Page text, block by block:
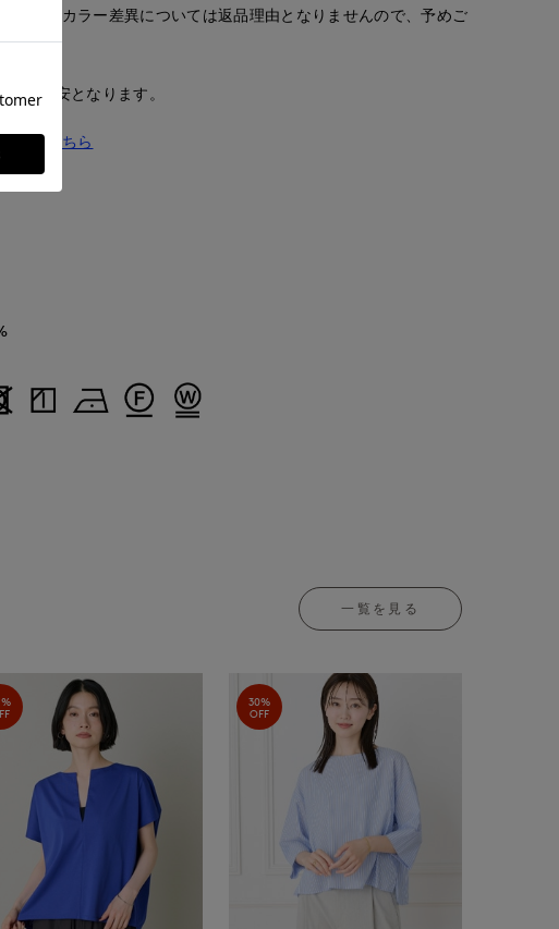
画像のカラー差異については返品理由となりませんので、予めご
で目安となります。
ンはこちら
一覧を見る
30%
OFF